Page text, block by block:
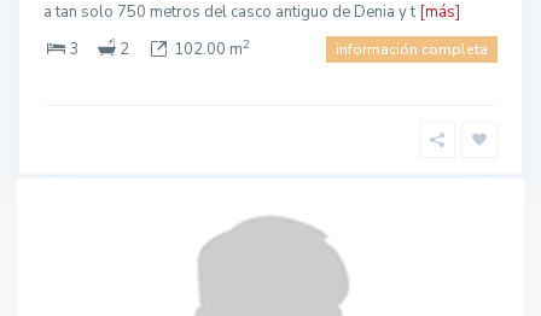
a tan solo 750 metros del casco antiguo de Denia y t [más]
3
2 102.00 m2 información completa